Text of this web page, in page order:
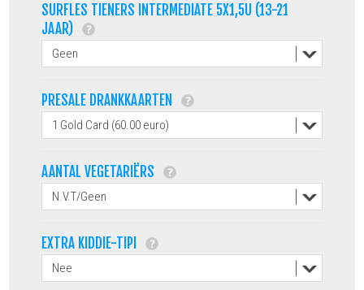
SURFLES TIENERS INTERMEDIATE 5X1,5U (13-21
JAAR)
PRESALE DRANKKAARTEN
AANTAL VEGETARIËRS
EXTRA KIDDIE-TIPI